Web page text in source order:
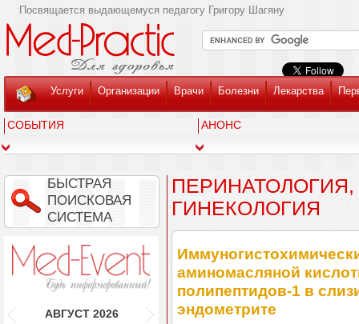
Посвящается выдающемуся педагогу Григору Шагяну
Услуги Организации Врачи Болезни Лекарства
СОБЫТИЯ АНОНС
БЫСТРАЯ
ПОИСКОВАЯ
СИСТЕМА
АВГУСТ 2026
ГИНЕКОЛОГИЯ
аминомасляной
полипептидов-1 в
эндометрите